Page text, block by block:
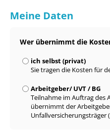
Meine Daten
Wer übernimmt die
ich selbst (privat)
Sie tragen die Kosten für
Arbeitgeber/ UVT / BG
Teilnahme im Auftrag des
übernimmt der
Unfallversicherungsträger